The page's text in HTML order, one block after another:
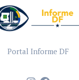
Portal Informe DF